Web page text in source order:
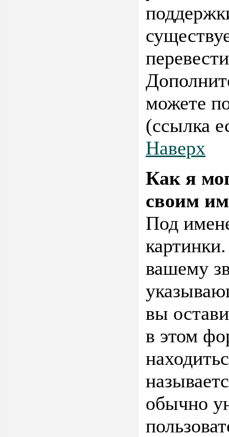
можете
(ссылка
Наверх
Как я
своим
Под
вашему
вы
в этом
обычно